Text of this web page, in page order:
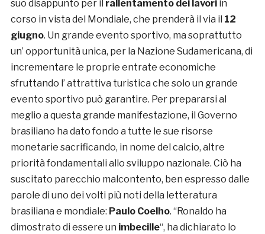
suo disappunto per il rallentamento dei lavoriin
corso in vista del Mondiale, che prenderà il via il 12
giugno. Un grande evento sportivo, ma soprattutto
un’ opportunità unica, per la Nazione Sudamericana, di
incrementare le proprie entrate economiche
sfruttando l’ attrattiva turistica che solo un grande
evento sportivo può garantire. Per prepararsi al
meglio a questa grande manifestazione, il Governo
brasiliano ha dato fondo a tutte le sue risorse
monetarie sacrificando, in nome del calcio, altre
priorità fondamentali allo sviluppo nazionale. Ciò ha
suscitato parecchio malcontento, ben espresso dalle
parole di uno dei volti più noti della letteratura
brasiliana e mondiale: Paulo Coelho. “Ronaldo ha
dimostrato di essere un imbecille“, ha dichiarato lo